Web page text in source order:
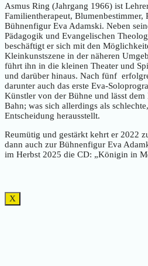
Asmus Ring (Jahrgang 1966) ist
Familientherapeut, Blumenbestimmer,
Bühnenfigur Eva Adamski. Neben
Pädagogik und Evangelischen
beschäftigt er sich mit den
Kleinkunstszene in der näheren
führt ihn in die kleinen Theater und
und darüber hinaus. Nach fünf
darunter auch das erste Eva-
Künstler von der Bühne und lässt
Bahn; was sich allerdings als
Entscheidung herausstellt.
Reumütig und gestärkt kehrt er 2022
dann auch zur Bühnenfigur Eva
im Herbst 2025 die CD: „Königin in
X